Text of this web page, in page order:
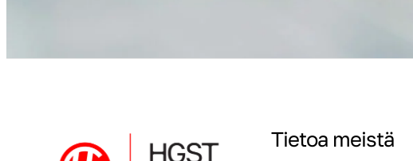
Tietoa meistä